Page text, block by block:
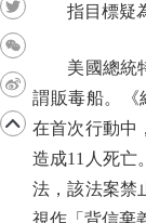
指目標疑為
美國總統特
謂販毒船。《
在首次行動中
造成11人死亡
法，該法案禁
視作「背信棄